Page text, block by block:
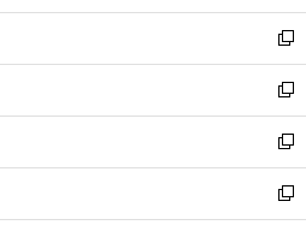
開
く
ウ
で
開
く
ン
ド
ウ
で
開
く
ウ
ィ
ン
ド
ウ
で
開
く
新
し
い
ウ
ィ
ン
ド
ウ
新
し
い
ウ
ィ
新
し
い
新